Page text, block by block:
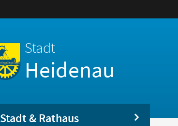
Stadt
Heidenau
Stadt & Rathaus